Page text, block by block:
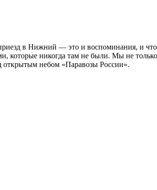
в Нижний — это и воспоминания, и
которые никогда там не были. Мы не
открытым небом «Паравозы России».